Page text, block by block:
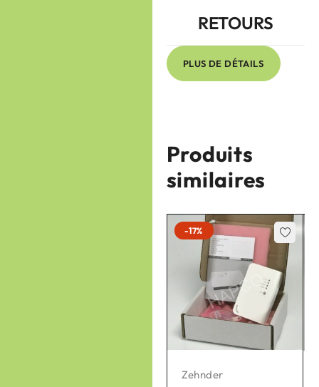
RETOURS
PLUS DE DÉTAILS
Produits
similaires
-17%
Zehnder